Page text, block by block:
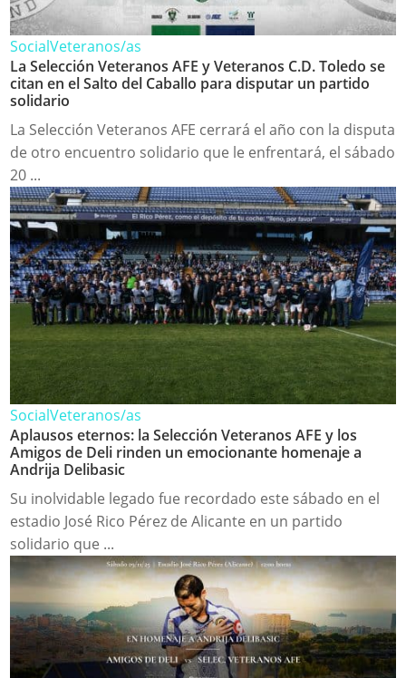
SocialVeteranos/as
La Selección Veteranos AFE y Veteranos C.D. Toledo se
citan en el Salto del Caballo para disputar un partido
solidario
La Selección Veteranos AFE cerrará el año con la disputa
de otro encuentro solidario que le enfrentará, el sábado
20 ...
SocialVeteranos/as
Aplausos eternos: la Selección Veteranos AFE y los
Amigos de Deli rinden un emocionante homenaje a
Andrija Delibasic
Su inolvidable legado fue recordado este sábado en el
estadio José Rico Pérez de Alicante en un partido
solidario que ...